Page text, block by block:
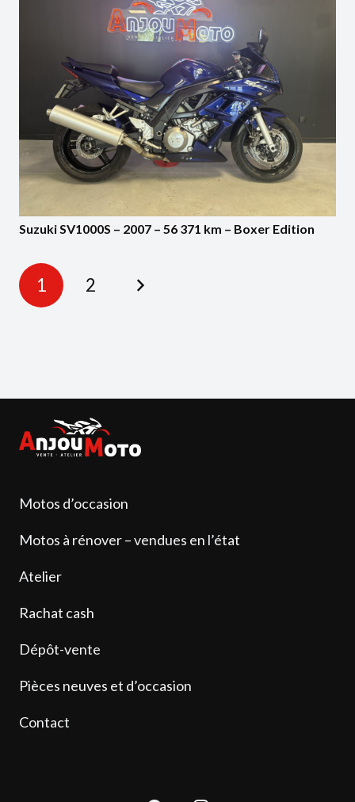
Suzuki SV1000S – 2007 – 56 371 km – Boxer Edition
1 2
Motos d’occasion
Motos à rénover – vendues en l’état
Atelier
Rachat cash
Dépôt-vente
Pièces neuves et d’occasion
Contact